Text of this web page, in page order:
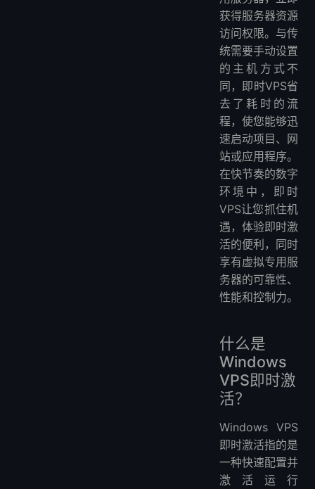
获得服务器资源
访问权限。与传
统需要手动设置
的主机方式不
同，即时VPS省
去了耗时的流
程，使您能够迅
速启动项目、网
站或应用程序。
在快节奏的数字
环境中，即时
VPS让您抓住机
遇，体验即时激
活的便利，同时
享有虚拟专用服
务器的可靠性、
性能和控制力。
什么是
Windows
VPS即时激
活？
Windows VPS
即时激活指的是
一种快速配置并
激活运行